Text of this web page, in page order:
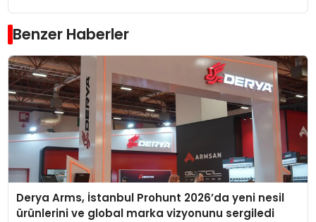
Benzer Haberler
Derya Arms, İstanbul Prohunt 2026’da yeni nesil
ürünlerini ve global marka vizyonunu sergiledi